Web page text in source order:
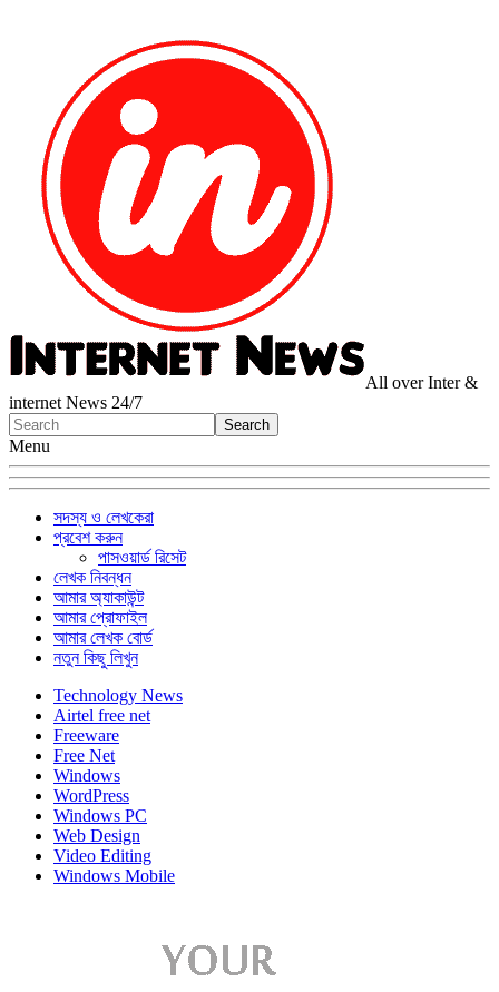
All over Inter &
internet News 24/7
Menu
সদস্য ও লেখকেরা
প্রবেশ করুন
পাসওয়ার্ড রিসেট
লেখক নিবন্ধন
আমার অ্যাকাউন্ট
আমার প্রোফাইল
আমার লেখক বোর্ড
নতুন কিছু লিখুন
Technology News
Airtel free net
Freeware
Free Net
Windows
WordPress
Windows PC
Web Design
Video Editing
Windows Mobile